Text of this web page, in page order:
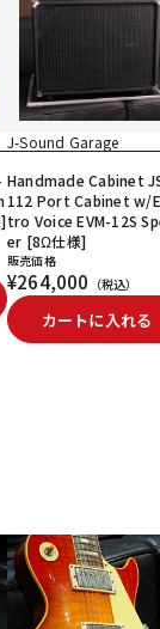
J-Sound Garage
Handmade Cabinet
112 Port Cabinet w/
tro Voice EVM-12S
er [8Ω仕様]
販売価格
¥264,000 （税込）
カートに入れる